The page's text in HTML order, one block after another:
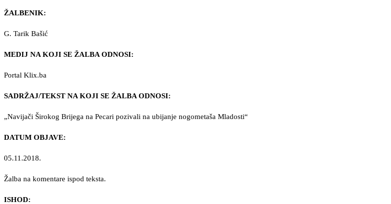
ŽALBENIK:
G. Tarik Bašić
MEDIJ NA KOJI SE ŽALBA ODNOSI:
Portal Klix.ba
SADRŽAJ/TEKST NA KOJI SE ŽALBA ODNOSI:
„Navijači Širokog Brijega na Pecari pozivali na ubijanje nogometaša Mladosti“
DATUM OBJAVE:
05.11.2018.
Žalba na komentare ispod teksta.
ISHOD: